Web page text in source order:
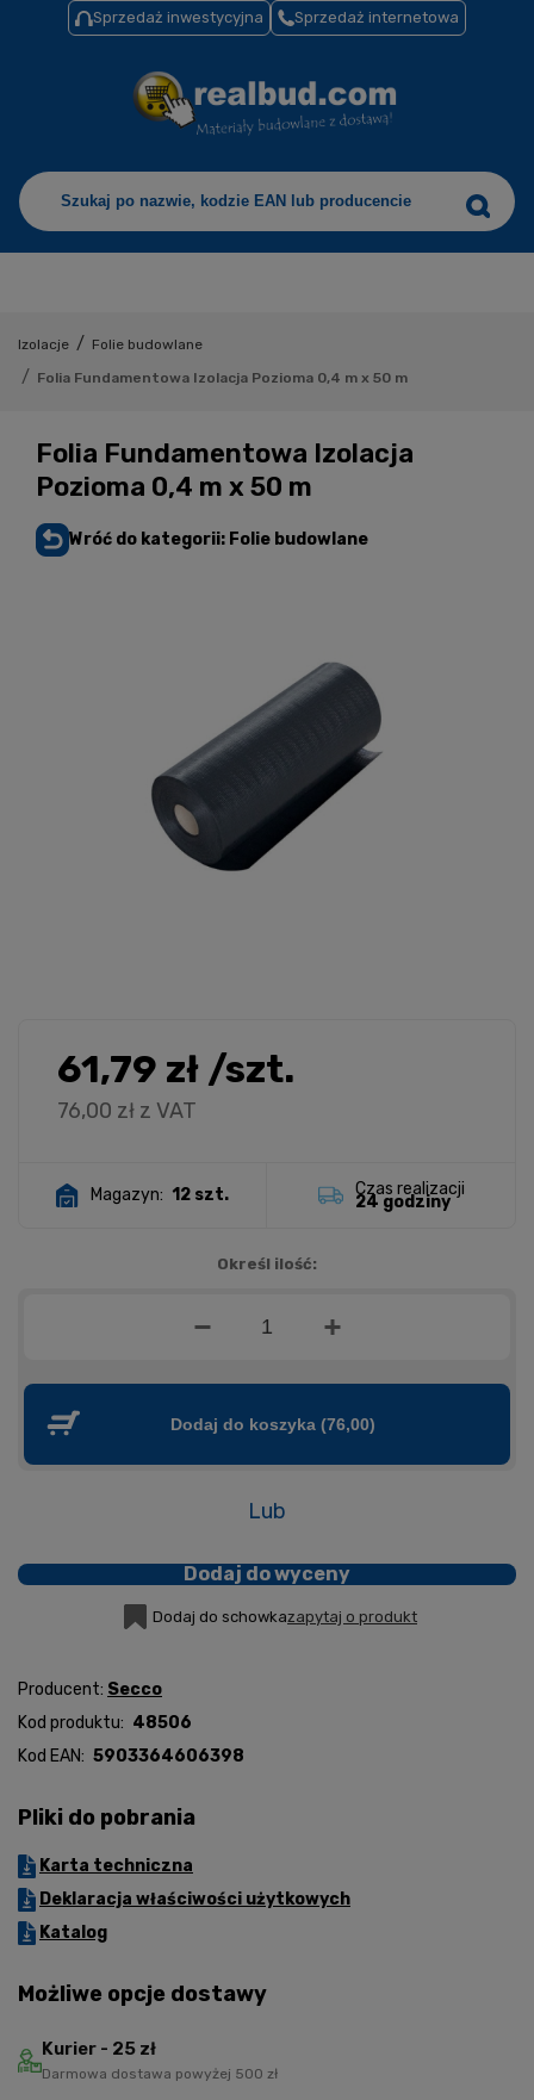
Sprzedaż inwestycyjna Sprzedaż internetowa
Izolacje / Folie budowlane
/ Folia Fundamentowa Izolacja Pozioma 0,4 m x 50 m
Folia Fundamentowa Izolacja
Pozioma 0,4 m x 50 m
Wróć do kategorii: Folie budowlane
Producent: Secco
Kod produktu: 48506
Kod EAN: 5903364606398
Pliki do pobrania
Karta techniczna
Deklaracja właściwości użytkowych
Katalog
Możliwe opcje dostawy
Kurier - 25 zł
Darmowa dostawa powyżej 500 zł
61,79 zł /szt.
76,00 zł z VAT
Magazyn: 12 szt. Czas realizacji
24 godziny
Określ ilość:
Dodaj do koszyka(76,00)
Lub
Dodaj do wyceny
Dodaj do schowkazapytaj o produkt